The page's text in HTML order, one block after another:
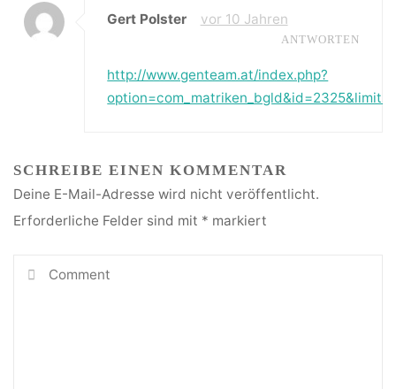
Gert Polster vor 10 Jahren
ANTWORTEN
http://www.genteam.at/index.php?
SCHREIBE EINEN KOMMENTAR
Deine E-Mail-Adresse wird nicht veröffentlicht.
Erforderliche Felder sind mit * markiert